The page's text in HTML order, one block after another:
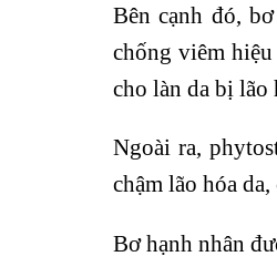
Bên cạnh đó,
chống viêm
cho làn da bị lão
Ngoài ra,
chậm lão hóa
Bơ hạnh nhân